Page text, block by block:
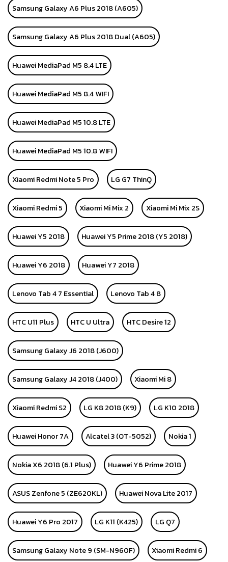
Samsung Galaxy A6 Plus 2018 (A605)
Samsung Galaxy A6 Plus 2018 Dual (A605)
Huawei MediaPad M5 8.4 LTE
Huawei MediaPad M5 8.4 WIFI
Huawei MediaPad M5 10.8 LTE
Huawei MediaPad M5 10.8 WIFI
Xiaomi Redmi Note 5 Pro LG G7 ThinQ
Xiaomi Redmi 5 Xiaomi Mi Mix 2 Xiaomi Mi Mix 2S
Huawei Y5 2018 Huawei Y5 Prime 2018 (Y5 2018)
Huawei Y6 2018 Huawei Y7 2018
Lenovo Tab 4 7 Essential Lenovo Tab 4 8
HTC U11 Plus HTC U Ultra HTC Desire 12
Samsung Galaxy J6 2018 (J600)
Samsung Galaxy J4 2018 (J400) Xiaomi Mi 8
Xiaomi Redmi S2 LG K8 2018 (K9) LG K10 2018
Huawei Honor 7A Alcatel 3 (OT-5052) Nokia 1
Nokia X6 2018 (6.1 Plus) Huawei Y6 Prime 2018
ASUS Zenfone 5 (ZE620KL) Huawei Nova Lite 2017
Huawei Y6 Pro 2017 LG K11 (K425) LG Q7
Samsung Galaxy Note 9 (SM-N960F) Xiaomi Redmi 6